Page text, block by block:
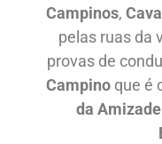
Campinos,
pelas ruas da
provas de
Campinoque é
da